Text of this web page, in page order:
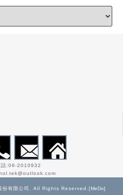
話:06-2010932
有限公司. All Rights Reserved.[MeDo]